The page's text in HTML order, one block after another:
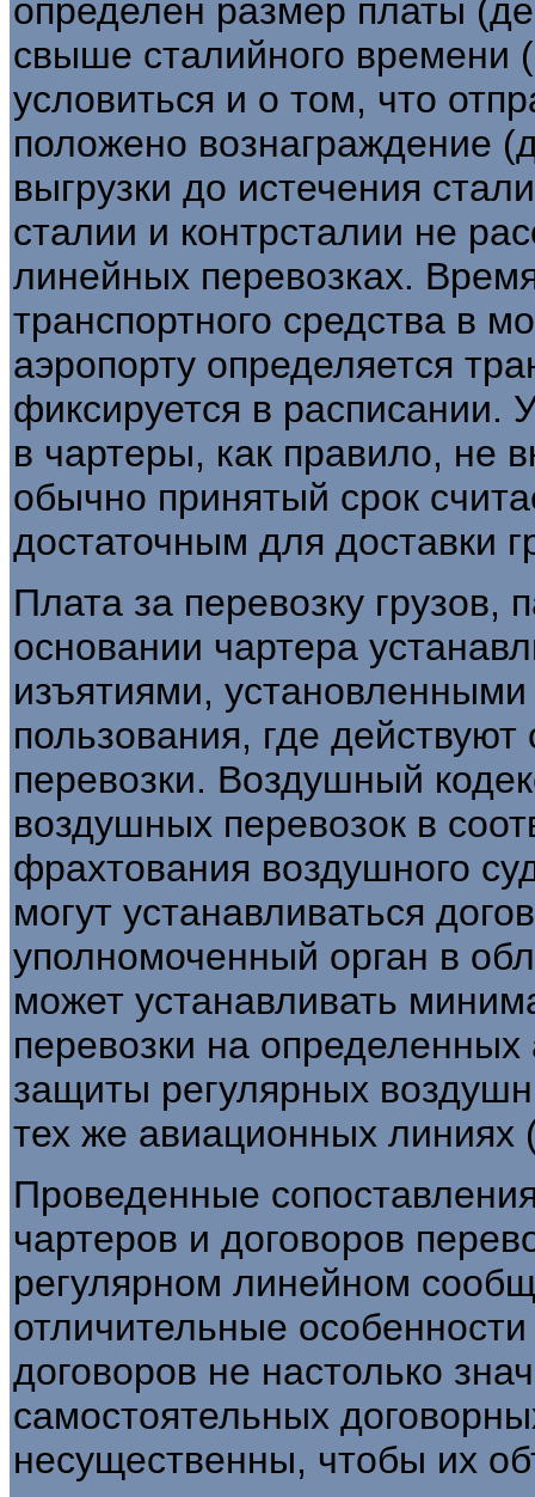
определен размер платы
свыше сталийного времени
условиться и о том, что
положено вознаграждение
выгрузки до истечения
сталии и контрсталии не
линейных перевозках.
транспортного средства в
аэропорту определяется
фиксируется в расписании.
в чартеры, как правило, не
обычно принятый срок
достаточным для доставки
Плата за перевозку грузов,
основании чартера
изъятиями,
пользования, где
перевозки. Воздушный
воздушных перевозок в
фрахтования воздушного
могут устанавливаться
уполномоченный орган в
может устанавливать
перевозки на
защиты регулярных
тех же авиационных линиях
Проведенные
чартеров и договоров
регулярном линейном
отличительные
договоров не настолько
самостоятельных
несущественны, чтобы их